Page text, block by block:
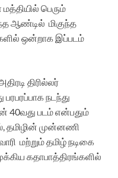
மத்தியில் பெரும்
ஆண்டில் மிகுந்த
ஒன்றாக இப்படம்
திரில்லர்
பரபரப்பாக நடந்து
40வது படம் என்பதும்
தமிழின் முன்னணி
மற்றும் தமிழ் நடிகை
கதாபாத்திரங்களில்